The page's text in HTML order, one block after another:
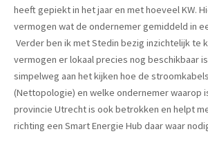
heeft gepiekt in het jaar en met hoeveel KW.
vermogen wat de ondernemer gemiddeld in
Verder ben ik met Stedin bezig inzichtelijk te
vermogen er lokaal precies nog beschikbaar
simpelweg aan het kijken hoe de
(Nettopologie) en welke ondernemer waarop
provincie Utrecht is ook betrokken en helpt
richting een Smart Energie Hub daar waar